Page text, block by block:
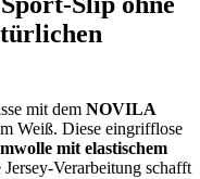
mit dem NOVILA
Weiß. Diese eingrifflose
mit elastischem
Verarbeitung schafft